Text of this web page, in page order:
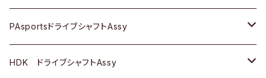
スバル
ＢＥＮＺ
スバル
三菱
スバル
マツダ
三菱
ダイハツ
マツダ
ダイハツ
マツダ
スズキ
日産
ＢＥＮＺ
ＢＭＷ
ＢＥＮＺ
ＢＭＷ
PAsportsドライブシャフトAssy
トヨタ
HDK ドライブシャフトAssy